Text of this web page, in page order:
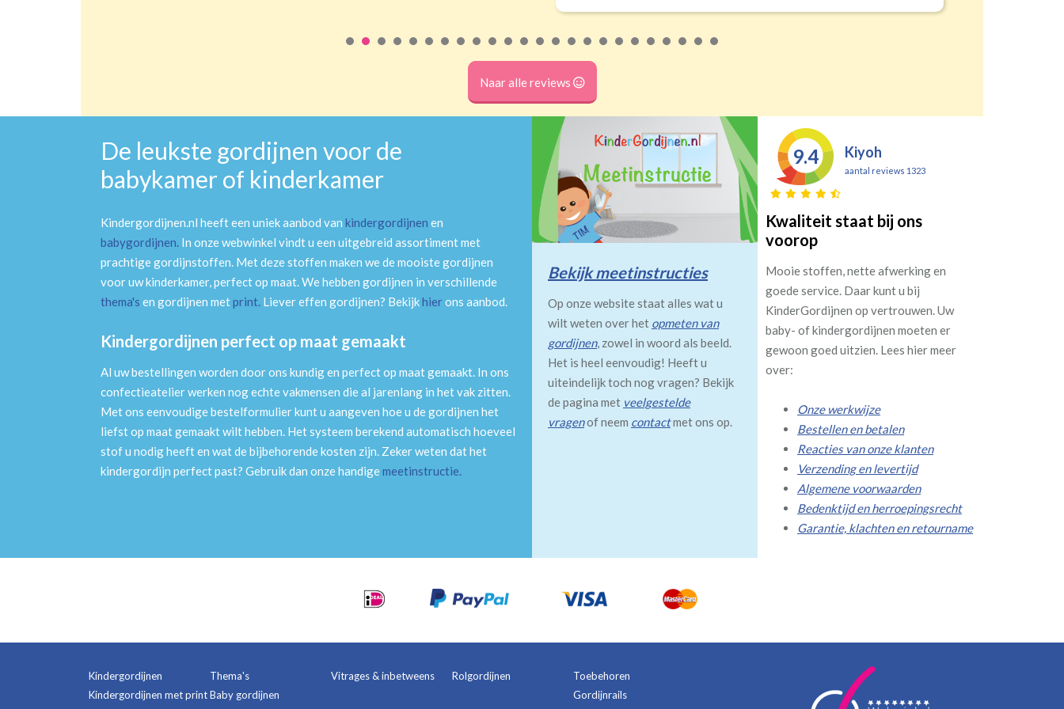
Naar alle reviews
De leukste gordijnen voor de
babykamer of kinderkamer
Kindergordijnen.nl heeft een uniek aanbod van kindergordijnen en
babygordijnen. In onze webwinkel vindt u een uitgebreid assortiment met
prachtige gordijnstoffen. Met deze stoffen maken we de mooiste gordijnen
voor uw kinderkamer, perfect op maat. We hebben gordijnen in verschillende
thema's en gordijnen metprint. Liever effen gordijnen? Bekijkhierons aanbod.
Kindergordijnen perfect op maat gemaakt
Al uw bestellingen worden door ons kundig en perfect op maat gemaakt. In ons
confectieatelier werken nog echte vakmensen die al jarenlang in het vak zitten.
Met ons eenvoudige bestelformulier kunt u aangeven hoe u de gordijnen het
liefst op maat gemaakt wilt hebben. Het systeem berekend automatisch hoeveel
stof u nodig heeft en wat de bijbehorende kosten zijn. Zeker weten dat het
kindergordijn perfect past? Gebruik dan onze handigemeetinstructie.
Bekijk meetinstructies
Op onze website staat alles wat u
wilt weten over het opmeten van
gordijnen, zowel in woord als beeld.
Het is heel eenvoudig! Heeft u
uiteindelijk toch nog vragen? Bekijk
de pagina met veelgestelde
vragenof neem contactmet ons op.
9.4 Kiyoh
aantal reviews 1323
Kwaliteit staat bij ons
voorop
Mooie stoffen, nette afwerking en
goede service. Daar kunt u bij
KinderGordijnen op vertrouwen. Uw
baby- of kindergordijnen moeten er
gewoon goed uitzien. Lees hier meer
over:
Onze werkwijze
Bestellen en betalen
Reacties van onze klanten
Verzending en levertijd
Algemene voorwaarden
Bedenktijd en herroepingsrecht
Garantie, klachten en retourname
Kindergordijnen
Kindergordijnen met print
Thema's
Baby gordijnen
Vitrages & inbetweens Rolgordijnen
Toebehoren
Gordijnrails